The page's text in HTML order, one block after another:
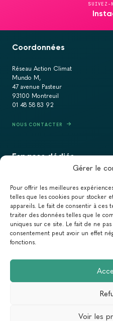
Gérer le
Pour offrir les meilleures
telles que les cookies pour stocker
appareils. Le fait de consentir à ces
traiter des données telles que le
uniques sur ce site. Le fait de ne
consentement peut avoir un effet
fonctions.
Voir les
SUIVEZ-
Coordonnées
Réseau Action Climat
Mundo M,
47 avenue Pasteur
93100 Montreuil
01 48 58 83 92
NOUS CONTACTER
Espaces dédiés
RECRUTEMENT
ACTUALITÉS
NEWSLETTER
Newsletter
Abonnez-vous à la newsletter du